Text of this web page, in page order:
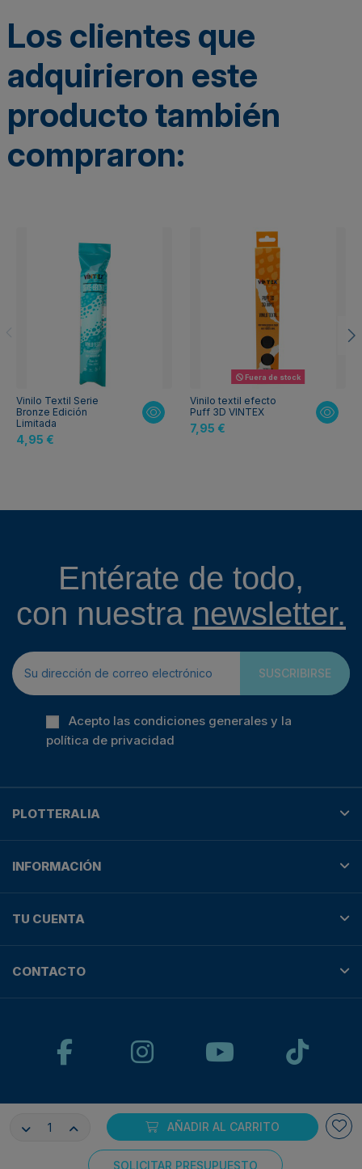
AÑADIR AL CARRITO
SOLICITAR PRESUPUESTO
Los clientes que
adquirieron este
producto también
compraron:
Vinilo Textil Serie
Bronze Edición
Limitada
4,95 €
Fuera de stock
Vinilo textil efecto
Puff 3D VINTEX
7,95 €
Entérate de todo,
con nuestra newsletter.
SUSCRIBIRSE
Acepto las condiciones generales y la
política de privacidad
PLOTTERALIA
INFORMACIÓN
TU CUENTA
CONTACTO
© Plotteralia
Pagos 100% seguros con: